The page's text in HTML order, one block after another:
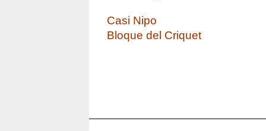
Casi Nipo
Bloque del Criquet